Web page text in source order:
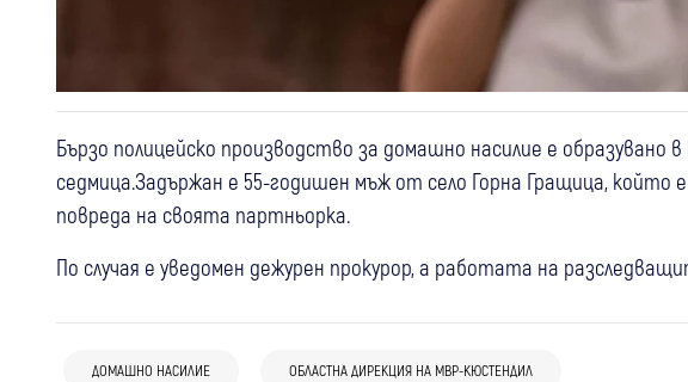
Бързо полицейско производство за домашно насилие е образувано
седмица.Задържан е 55-годишен мъж от село Горна Гращица, който
повреда на своята партньорка.
По случая е уведомен дежурен прокурор, а работата на
ДОМАШНО НАСИЛИЕ ОБЛАСТНА ДИРЕКЦИЯ НА МВР-КЮСТЕНДИЛ
Бобошево 08 авг
Пожар над Бобошево: четири екипа